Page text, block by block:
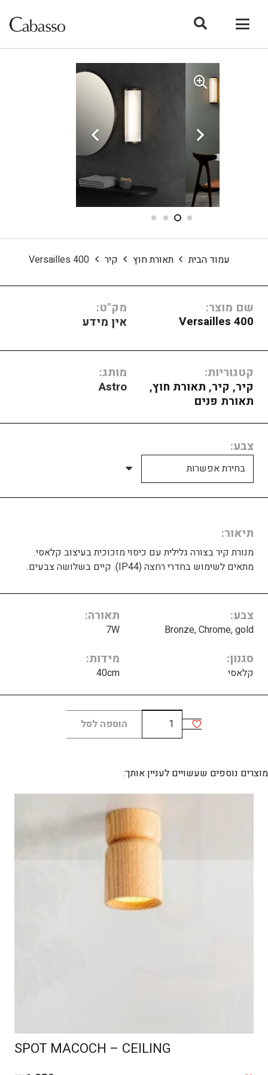
עמוד הבית תאורת חוץ קיר Versailles 400
שם מוצר:
Versailles 400
מק"ט:
אין מידע
קטגוריות:
קיר, קיר, תאורת חוץ,
תאורת פנים
מותג:
Astro
צבע
תיאור
מנורת קיר בצורה גלילית עם כיסוי מזכוכית בעיצוב קלאסי.
מתאים לשימוש בחדרי רחצה (IP44). קיים בשלושה צבעים.
צבע
Bronze, Chrome, gold
תאורה
7W
סגנון
קלאסי
מידות
40cm
כמות
של
400
הוספה לסל
מוצרים נוספים שעשויים לעניין אותך:
SPOT MACOCH – CEILING